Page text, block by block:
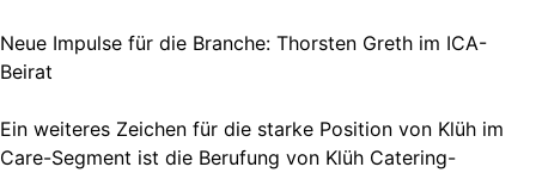
Neue Impulse für die Branche: Thorsten Greth im ICA-
Beirat
Ein weiteres Zeichen für die starke Position von Klüh im
Care-Segment ist die Berufung von Klüh Catering-